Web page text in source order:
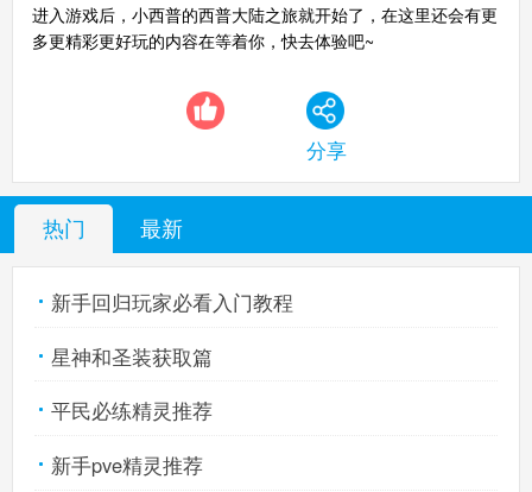
进入游戏后，小西普的西普大陆之旅就开始了，在这里还会有更
多更精彩更好玩的内容在等着你，快去体验吧~
分享
热门 最新
新手回归玩家必看入门教程
星神和圣装获取篇
平民必练精灵推荐
新手pve精灵推荐